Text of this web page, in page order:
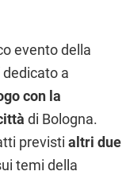
evento della
dedicato a
con la
di Bologna.
previsti altri due
temi della